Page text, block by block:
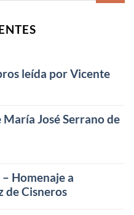
leída por Vicente
María José Serrano de
Homenaje a
de Cisneros